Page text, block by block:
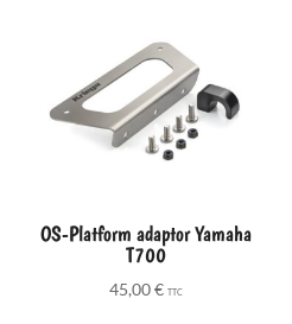
OS-Platform adaptor Yamaha
T700
45,00€ TTC